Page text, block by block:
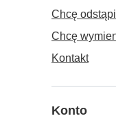
Chcę
Chcę
Kontakt
Konto